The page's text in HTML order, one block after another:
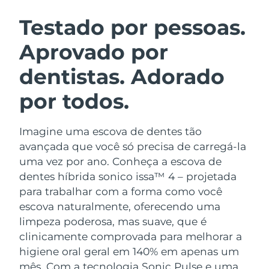
Testado por pessoas.
Aprovado por
dentistas. Adorado
por todos.
Imagine uma escova de dentes tão
avançada que você só precisa de carregá-la
uma vez por ano. Conheça a escova de
dentes híbrida sonico issa™ 4 – projetada
para trabalhar com a forma como você
escova naturalmente, oferecendo uma
limpeza poderosa, mas suave, que é
clinicamente comprovada para melhorar a
higiene oral geral em 140% em apenas um
mês. Com a tecnologia Sonic Pulse e uma
Limpeza facial
LUNA™ 4 kit
Anti-aging massage
LUNA™ 4 Plus
Massage, LED heating
LUNA™ 4 Men
For men, anti-aging massage
Lifting facial
BEAR™ 2 kit
Microcurrent toning
BEAR™ 2 go
Microcurrent toning on-the-go
BEAR™ 2 eyes & lips
Microcurrent line smoothing device
Hidratação
UFO™ 3 kit
Deep facial hydration
UFO™ 3 LED
Near-infrared and red light therapy
device
Cuidado oral
issa™ 4
Hybrid silicone sonic toothbrush
issa™ 4 plus
Smart hybrid silicone sonic toothbrush
TRATAMENTO ANTIENVELHECIMENTO
FAQ™
Antienvelhecimento Tratamentos LED
NEW
Áustria
Barein Entrega prevista
Bélgica Entrega prevista8/10/26
Bermudas
Bósnia e
Herzegovina
Entrega prevista
Brunei Entrega prevista8/15/26
Bulgária Entrega prevista
Canadá Entrega prevista
Chile Entrega prevista 8/14/26